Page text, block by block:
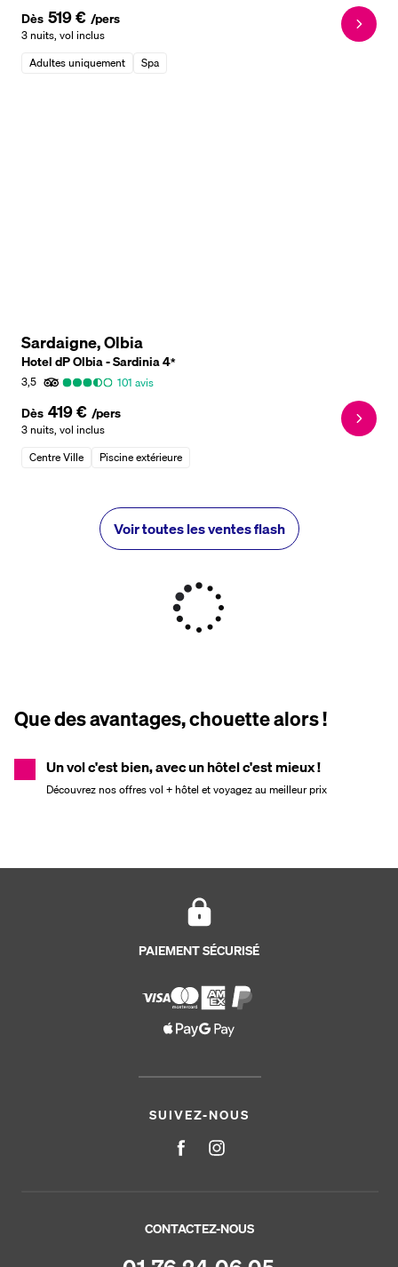
Dès 519 € /pers
3 nuits, vol inclus
Adultes uniquement
Spa
Sardaigne, Olbia
Hotel dP Olbia - Sardinia4*
3,5
101 avis
Dès 419 € /pers
3 nuits, vol inclus
Centre Ville
Piscine extérieure
Voir toutes les ventes flash
Que des avantages, chouette alors !
Un vol c'est bien, avec un hôtel c'est mieux !
Découvrez nos offres vol + hôtel et voyagez au meilleur prix
PAIEMENT SÉCURISÉ
SUIVEZ-NOUS
CONTACTEZ-NOUS